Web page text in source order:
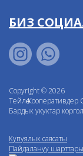
БИЗ
Copyright © 2026
Тейлөө Кооперативдер
Бардык укуктар
Купуялык саясаты
Пайдалануу шарттары